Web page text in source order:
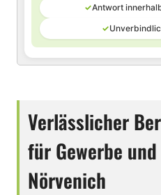
✓Antwort
✓
Verlässlicher
für Gewerbe
Nörvenich